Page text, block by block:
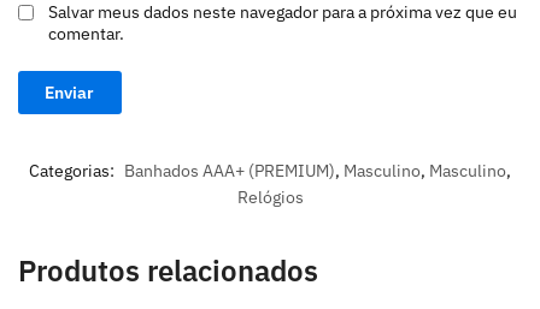
Salvar meus dados neste navegador para a próxima vez que eu
comentar.
Categorias: Banhados AAA+ (PREMIUM), Masculino, Masculino,
Relógios
Produtos relacionados